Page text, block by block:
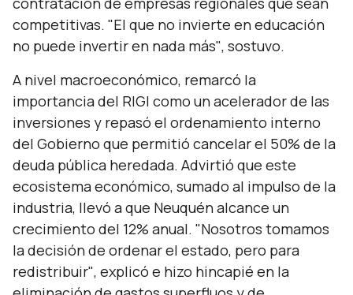
competitivas. "El que no invierte en educación
no puede invertir en nada más", sostuvo.
A nivel macroeconómico, remarcó la
importancia del RIGI como un acelerador de las
inversiones y repasó el ordenamiento interno
del Gobierno que permitió cancelar el 50% de la
deuda pública heredada. Advirtió que este
ecosistema económico, sumado al impulso de la
industria, llevó a que Neuquén alcance un
crecimiento del 12% anual. "Nosotros tomamos
la decisión de ordenar el estado, pero para
redistribuir", explicó e hizo hincapié en la